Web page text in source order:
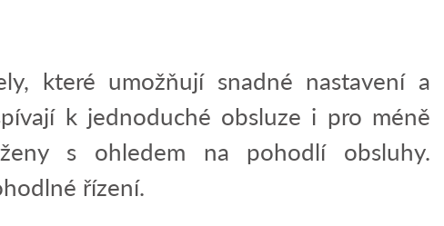
které umožňují snadné nastavení a
k jednoduché obsluze i pro méně
s ohledem na pohodlí obsluhy.
řízení.